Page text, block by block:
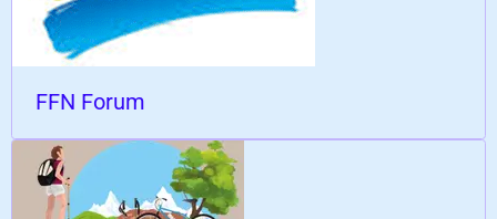
FFN Forum